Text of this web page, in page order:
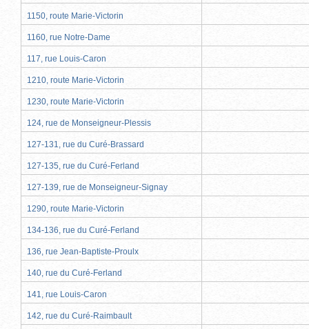
1150, route Marie-Victorin
1160, rue Notre-Dame
117, rue Louis-Caron
1210, route Marie-Victorin
1230, route Marie-Victorin
124, rue de Monseigneur-Plessis
127-131, rue du Curé-Brassard
127-135, rue du Curé-Ferland
127-139, rue de Monseigneur-Signay
1290, route Marie-Victorin
134-136, rue du Curé-Ferland
136, rue Jean-Baptiste-Proulx
140, rue du Curé-Ferland
141, rue Louis-Caron
142, rue du Curé-Raimbault